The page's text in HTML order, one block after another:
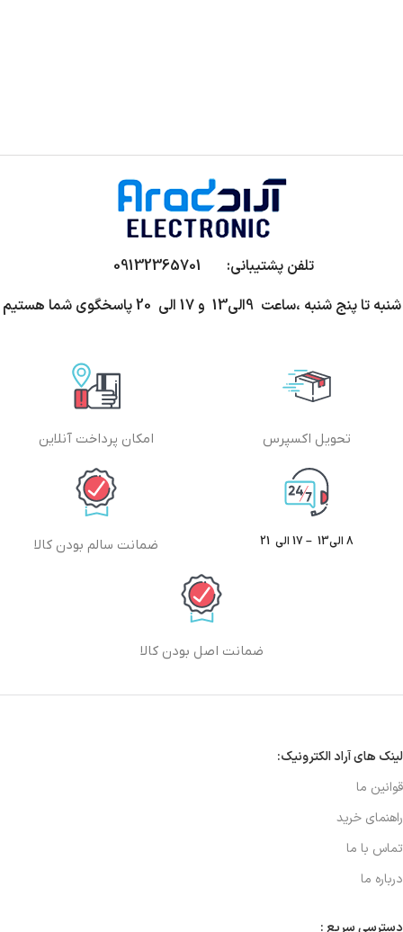
تلفن پشتیبانی: 09132365701
شنبه تا پنج شنبه ،ساعت 9الی13 و 17 الی 20 پاسخگوی شما هستیم
تحویل اکسپرس امکان پرداخت آنلاین
8 الی13 – 17 الی 21 ضمانت سالم بودن کالا
ضمانت اصل بودن کالا
لینک های آراد الکترونیک:
قوانین ما
راهنمای خرید
تماس با ما
درباره ما
دسترسی سریع :